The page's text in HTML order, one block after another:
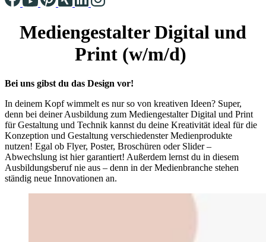
Mediengestalter Digital und
Print (w/m/d)
Bei uns gibst du das Design vor!
In deinem Kopf wimmelt es nur so von kreativen Ideen? Super,
denn bei deiner Ausbildung zum Mediengestalter Digital und Print
für Gestaltung und Technik kannst du deine Kreativität ideal für die
Konzeption und Gestaltung verschiedenster Medienprodukte
nutzen! Egal ob Flyer, Poster, Broschüren oder Slider –
Abwechslung ist hier garantiert! Außerdem lernst du in diesem
Ausbildungsberuf nie aus – denn in der Medienbranche stehen
ständig neue Innovationen an.